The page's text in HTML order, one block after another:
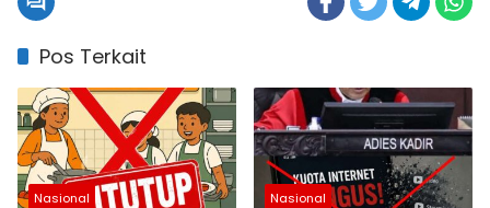
Pos Terkait
Nasional Nasional